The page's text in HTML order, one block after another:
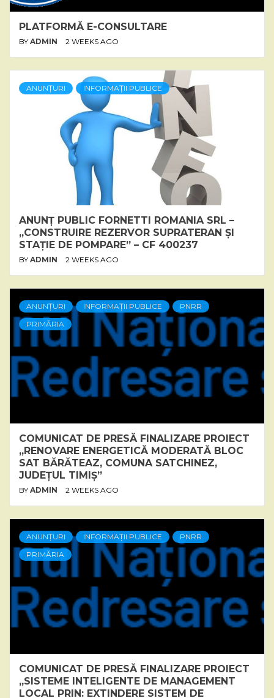
PLATFORMĂ E-CONSULTARE
BY ADMIN 2 WEEKS AGO
ANUNȚURI INFORMAȚII PUBLICE
ANUNȚ PUBLIC FORNETTI ROMANIA SRL –
„CONSTRUIRE REZERVOR SUPRATERAN ȘI
STAȚIE DE POMPARE” – CF 400237
BY ADMIN 2 WEEKS AGO
ANUNȚURI INFORMAȚII PUBLICE
PNRR
PRIMĂRIA
COMUNICAT DE PRESĂ FINALIZARE PROIECT
„RENOVARE ENERGETICĂ MODERATĂ BLOC
SAT BĂRĂTEAZ, COMUNA SATCHINEZ,
JUDEȚUL TIMIȘ”
BY ADMIN 2 WEEKS AGO
ANUNȚURI INFORMAȚII PUBLICE
PNRR
PRIMĂRIA
COMUNICAT DE PRESĂ FINALIZARE PROIECT
„SISTEME INTELIGENTE DE MANAGEMENT
LOCAL PRIN: EXTINDERE SISTEM DE